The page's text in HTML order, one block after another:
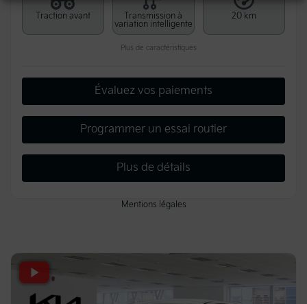
Traction avant
Transmission à
variation intelligente
20 km
Plus de caractéristiques
Évaluez vos paiements
Programmer un essai routier
Plus de détails
Mentions légales